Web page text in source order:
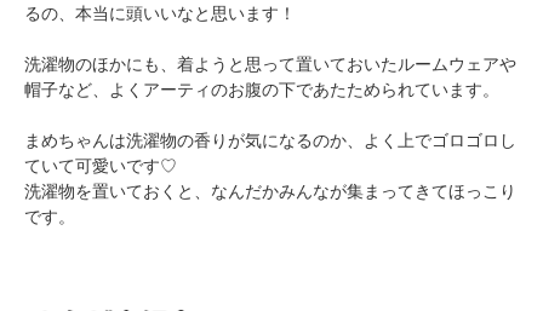
るの、本当に頭いいなと思います！
洗濯物のほかにも、着ようと思って置いておいたルームウェアや
帽子など、よくアーティのお腹の下であたためられています。
まめちゃんは洗濯物の香りが気になるのか、よく上でゴロゴロし
ていて可愛いです♡
洗濯物を置いておくと、なんだかみんなが集まってきてほっこり
です。
PECOアプリをダウンロード済みの方